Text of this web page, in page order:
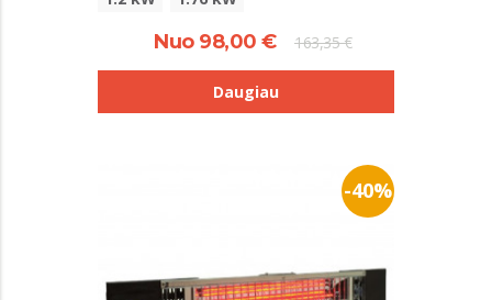
Nuo 98,00 € 163,35 €
Daugiau
-40%